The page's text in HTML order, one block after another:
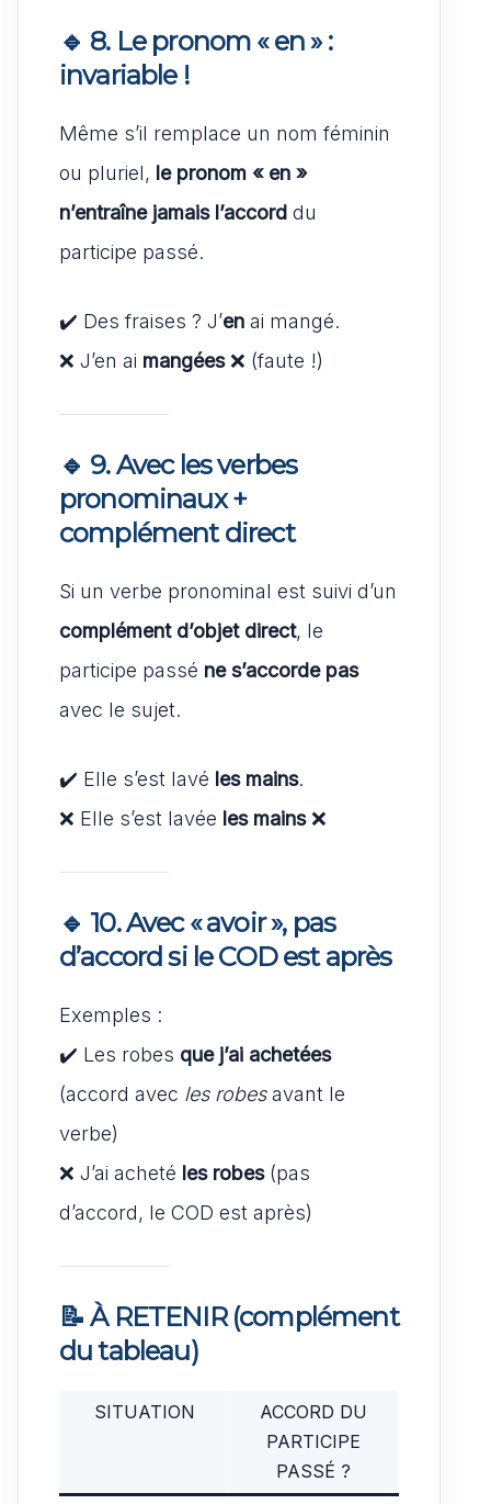
🔹 8. Le pronom « en » :
invariable !
Même s’il remplace un nom féminin
ou pluriel, le pronom « en »
n’entraîne jamais l’accord du
participe passé.
✔️ Des fraises ? J’en ai mangé.
❌ J’en ai mangées❌ (faute !)
🔹 9.Avec les verbes
pronominaux +
complément direct
Si un verbe pronominal est suivi d’un
complément d’objet direct, le
participe passé ne s’accorde pas
avec le sujet.
✔️ Elle s’est lavé les mains.
❌ Elle s’est lavée les mains❌
🔹 10.Avec « avoir », pas
d’accord si le COD est après
Exemples :
✔️ Les robes que j’ai achetées
(accord avec les robesavant le
verbe)
❌ J’ai acheté les robes(pas
d’accord, le COD est après)
📝 À RETENIR (complément
du tableau)
SITUATION
ACCORD DU
PARTICIPE
PASSÉ ?